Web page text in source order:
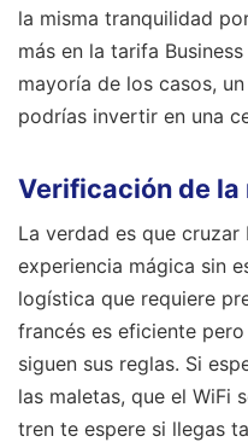
la misma tranquilidad
más en la tarifa
mayoría de los casos,
podrías invertir en una
Verificación de la
La verdad es que cruzar
experiencia mágica sin
logística que requiere
francés es eficiente
siguen sus reglas. Si
las maletas, que el WiFi
tren te espere si llegas